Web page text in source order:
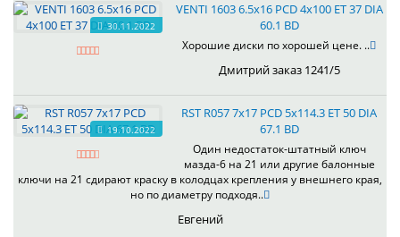
30.11.2022
VENTI 1603 6.5x16 PCD 4x100 ET 37 DIA
60.1 BD
Хорошие диски по хорошей цене. ..
Дмитрий заказ 1241/5
19.10.2022
RST R057 7x17 PCD 5x114.3 ET 50 DIA
67.1 BD
Один недостаток-штатный ключ
мазда-6 на 21 или другие балонные
ключи на 21 сдирают краску в колодцах крепления у внешнего края,
но по диаметру подходя..
Евгений